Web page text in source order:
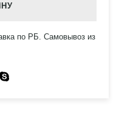
по РБ. Самовывоз из